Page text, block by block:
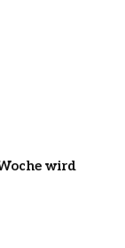
wird